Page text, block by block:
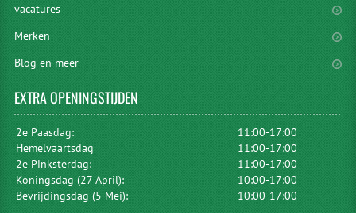
vacatures
Merken
Blog en meer
EXTRAOPENINGSTIJDEN
2e Paasdag:
11:00-17:00
Hemelvaartsdag
11:00-17:00
2e Pinksterdag:
11:00-17:00
Koningsdag (27 April):
10:00-17:00
Bevrijdingsdag (5 Mei):
10:00-17:00